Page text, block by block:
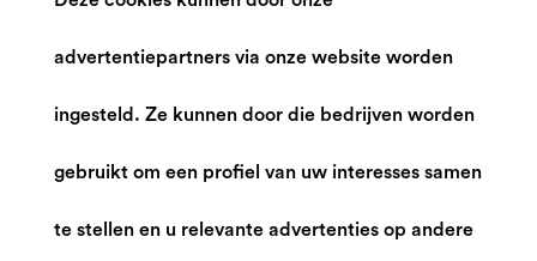
advertentiepartners via onze website worden
ingesteld. Ze kunnen door die bedrijven worden
gebruikt om een profiel van uw interesses samen
te stellen en u relevante advertenties op andere